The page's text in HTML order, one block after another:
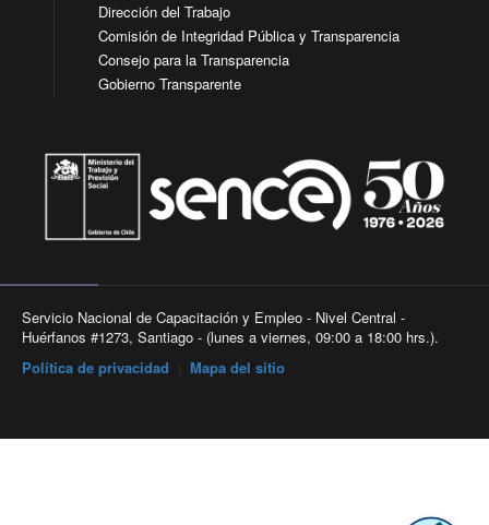
Dirección del Trabajo
Comisión de Integridad Pública y Transparencia
Consejo para la Transparencia
Gobierno Transparente
Servicio Nacional de Capacitación y Empleo - Nivel Central -
Huérfanos #1273, Santiago - (lunes a viernes, 09:00 a 18:00 hrs.).
Política de privacidad
Mapa del sitio